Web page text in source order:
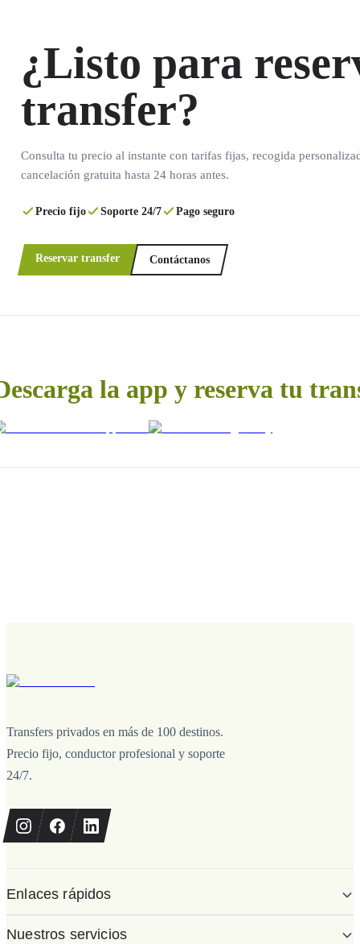
¿Listo para
transfer?
Consulta tu precio al instante con tarifas fijas, recogida
cancelación gratuita hasta 24 horas antes.
Precio fijo Soporte 24/7 Pago seguro
Reservar transfer Contáctanos
la app y reserva tu
Transfers privados en más de 100 destinos.
Precio fijo, conductor profesional y soporte
24/7.
Enlaces rápidos
Nuestros servicios